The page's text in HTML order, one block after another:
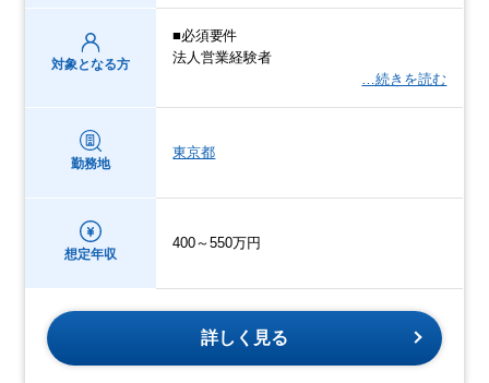
対象となる方
■必須要件
法人営業経験者
…続きを読む
勤務地
東京都
想定年収
400～550万円
詳しく見る